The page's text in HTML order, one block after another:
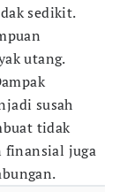
sedikit.
utang.
susah
tidak
finansial juga